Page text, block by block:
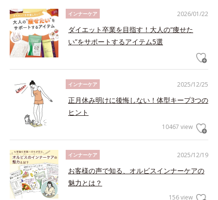
2026/01/22
インナーケア
ダイエット卒業を目指す！大人の“痩せた
い”をサポートするアイテム5選
2025/12/25
インナーケア
正月休み明けに後悔しない！体型キープ3つの
ヒント
10467 view
2025/12/19
インナーケア
お客様の声で知る、オルビスインナーケアの
魅力とは？
156 view